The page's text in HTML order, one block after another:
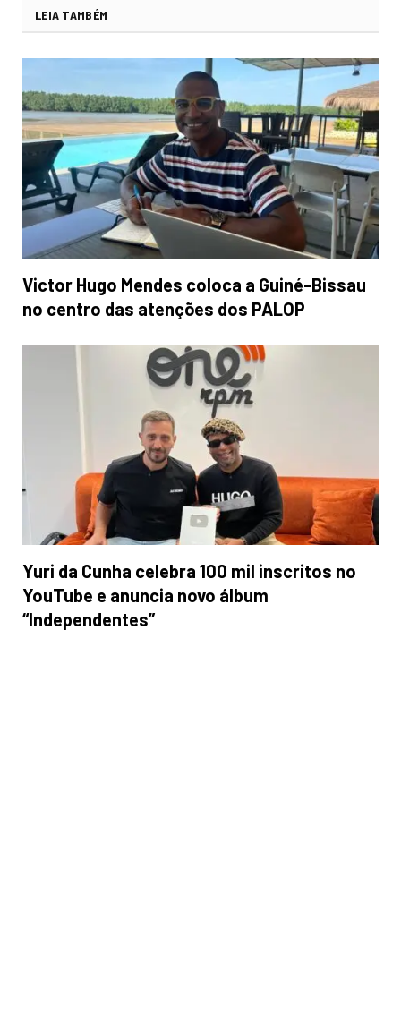
LEIA TAMBÉM
Victor Hugo Mendes coloca a Guiné-Bissau
no centro das atenções dos PALOP
Yuri da Cunha celebra 100 mil inscritos no
YouTube e anuncia novo álbum
“Independentes”